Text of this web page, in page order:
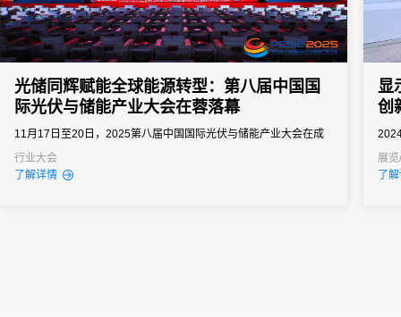
光储同辉赋能全球能源转型：第八届中国国
际光伏与储能产业大会在蓉落幕
11月17日至20日，2025第八届中国国际光伏与储能产业大会在成
都世纪城新国际会展中心盛大举办并圆满落幕。作为全球排名前三
的光储行业国际盛会，本届大会以“光储同辉融合赋能智创未来”为主
行业大会
了解详情
显
创
天
象”
展
了